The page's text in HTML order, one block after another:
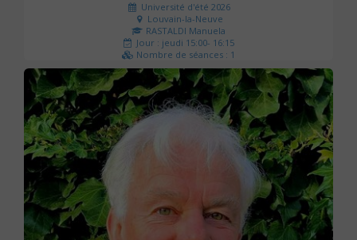
Université d'été 2026
Louvain-la-Neuve
RASTALDI Manuela
Jour : jeudi 15:00- 16:15
Nombre de séances : 1
0 €